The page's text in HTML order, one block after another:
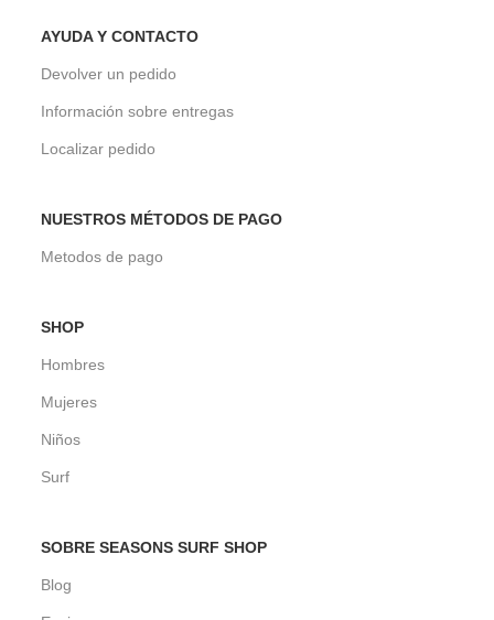
AYUDA Y CONTACTO
Devolver un pedido
Información sobre entregas
Localizar pedido
NUESTROS MÉTODOS DE PAGO
Metodos de pago
SHOP
Hombres
Mujeres
Niños
Surf
SOBRE SEASONS SURF SHOP
Blog